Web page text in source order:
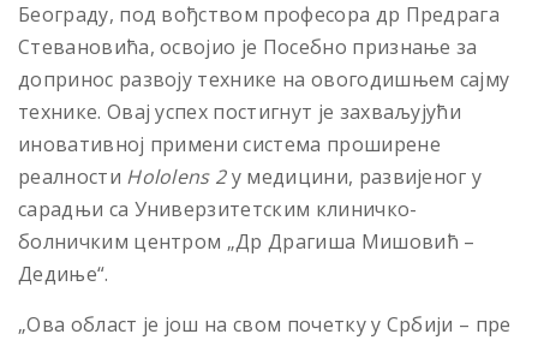
Београду, под вођством професора др Предрага
Стевановића, освојио је Посебно признање за
допринос развоју технике на овогодишњем сајму
технике. Овај успех постигнут је захваљујући
иновативној примени система проширене
реалности Hololens 2у медицини, развијеног у
сарадњи са Универзитетским клиничко-
болничким центром „Др Драгиша Мишовић –
Дедиње“.
„Ова област је још на свом почетку у Србији – пре